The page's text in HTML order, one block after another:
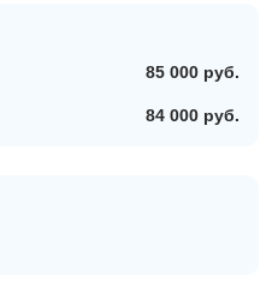
85 000 руб.
84 000 руб.